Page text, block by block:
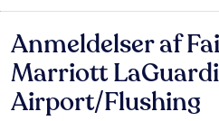
Anmeldelser
Anmeldelser af
Marriott
Airport/Flushing